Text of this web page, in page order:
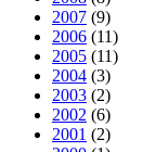
2007 (9)
2006 (11)
2005 (11)
2004 (3)
2003 (2)
2002 (6)
2001 (2)